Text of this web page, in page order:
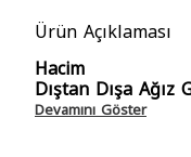
Ürün Açıklaması
Dıştan Dışa Ağız
Devamını Göster